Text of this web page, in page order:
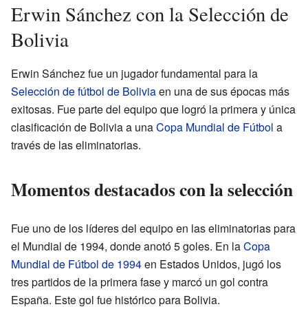
Erwin Sánchez con la Selección de
Bolivia
Erwin Sánchez fue un jugador fundamental para la
Selección de fútbol de Boliviaen una de sus épocas más
exitosas. Fue parte del equipo que logró la primera y única
clasificación de Bolivia a unaCopa Mundial de Fútbol a
través de las eliminatorias.
Momentos destacados con la selección
Fue uno de los líderes del equipo en las eliminatorias para
el Mundial de 1994, donde anotó 5 goles. En laCopa
Mundial de Fútbol de 1994en Estados Unidos, jugó los
tres partidos de la primera fase y marcó un gol contra
España. Este gol fue histórico para Bolivia.